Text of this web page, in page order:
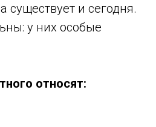
существует и сегодня.
у них особые
относят: